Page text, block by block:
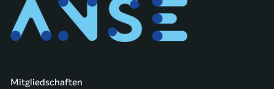
Mitgliedschaften